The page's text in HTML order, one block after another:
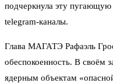
подчеркнула эту пугающую
telegram-каналы.
Глава МАГАТЭ Рафаэль
обеспокоенность. В своём
ядерным объектам